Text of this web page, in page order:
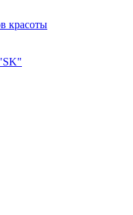
красоты